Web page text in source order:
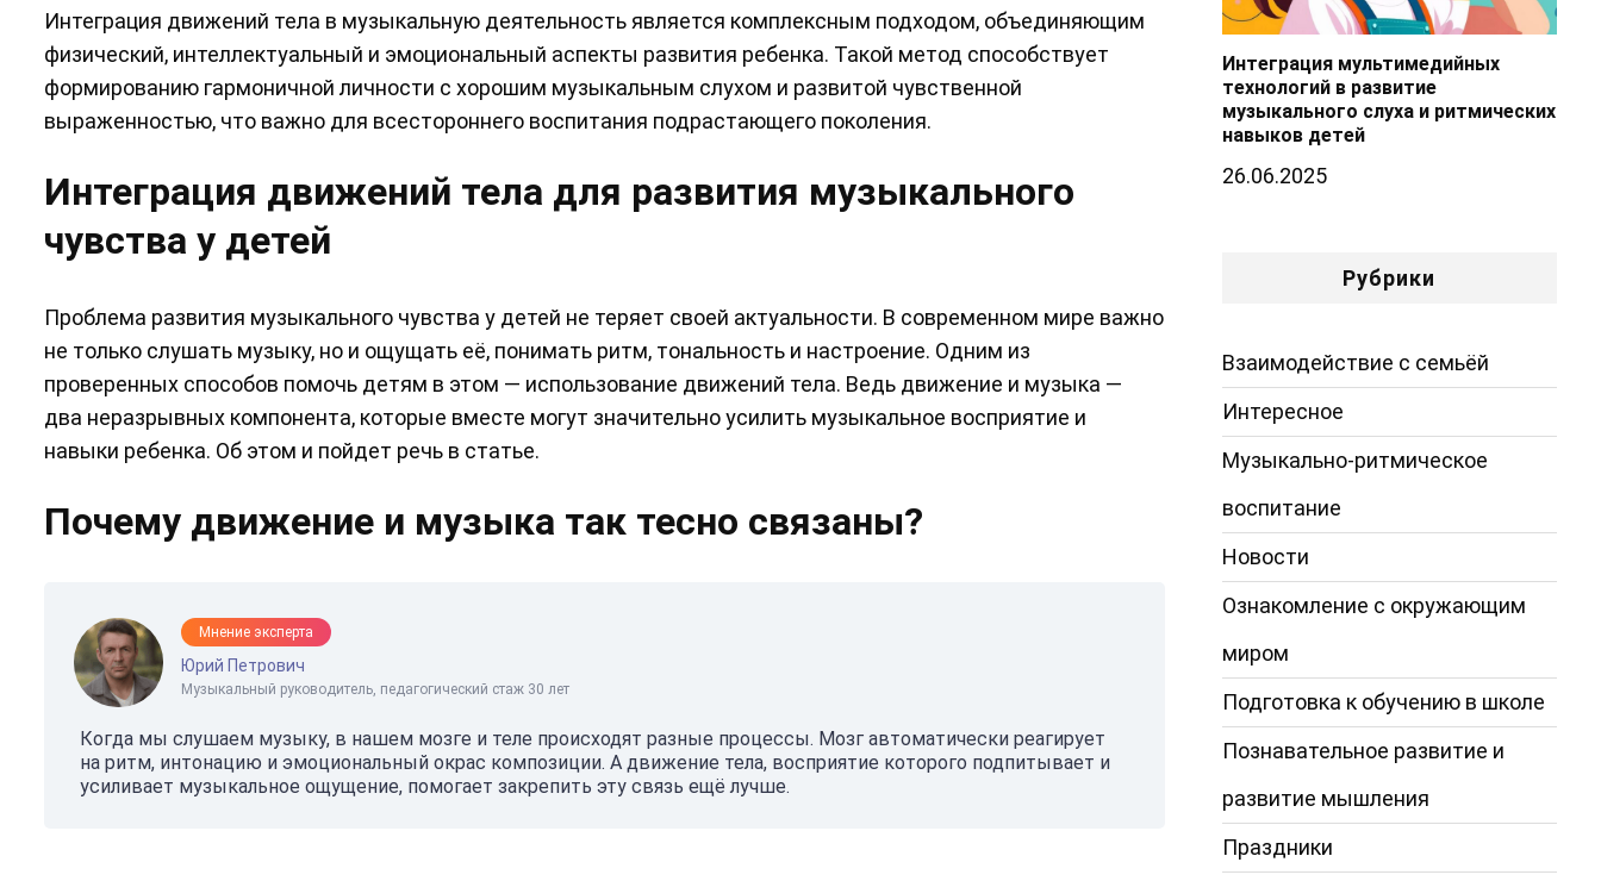
Интеграция движений тела в музыкальную деятельность является комплексным подходом, объединяющим
физический, интеллектуальный и эмоциональный аспекты развития ребенка. Такой метод способствует
формированию гармоничной личности с хорошим музыкальным слухом и развитой чувственной
выраженностью, что важно для всестороннего воспитания подрастающего поколения.
Интеграция движений тела для развития музыкального
чувства у детей
Проблема развития музыкального чувства у детей не теряет своей актуальности. В современном мире важно
не только слушать музыку, но и ощущать её, понимать ритм, тональность и настроение. Одним из
проверенных способов помочь детям в этом — использование движений тела. Ведь движение и музыка —
два неразрывных компонента, которые вместе могут значительно усилить музыкальное восприятие и
навыки ребенка. Об этом и пойдет речь в статье.
Почему движение и музыка так тесно связаны?
Мнение эксперта
Юрий Петрович
Музыкальный руководитель, педагогический стаж 30 лет
Когда мы слушаем музыку, в нашем мозге и теле происходят разные процессы. Мозг автоматически реагирует
на ритм, интонацию и эмоциональный окрас композиции. А движение тела, восприятие которого подпитывает и
усиливает музыкальное ощущение, помогает закрепить эту связь ещё лучше.
Интеграция мультимедийных
технологий в развитие
музыкального слуха и ритмических
навыков детей
26.06.2025
Рубрики
Взаимодействие с семьёй
Интересное
Музыкально-ритмическое
воспитание
Новости
Ознакомление с окружающим
миром
Подготовка к обучению в школе
Познавательное развитие и
развитие мышления
Праздники